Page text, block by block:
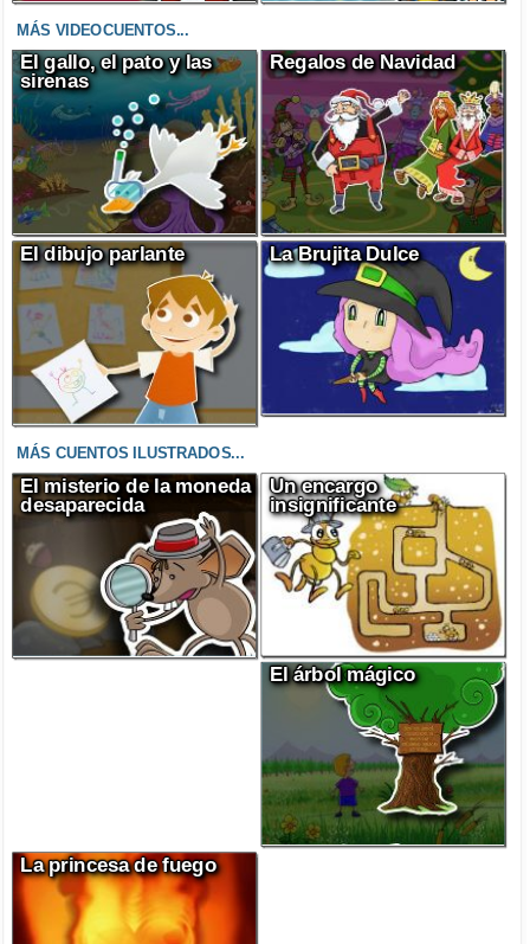
MÁS VIDEOCUENTOS...
El gallo, el pato y las
sirenas
Regalos de Navidad
El dibujo parlante La Brujita Dulce
MÁS CUENTOS ILUSTRADOS...
El misterio de la moneda
desaparecida
Un encargo
insignificante
El árbol mágico
La princesa de fuego